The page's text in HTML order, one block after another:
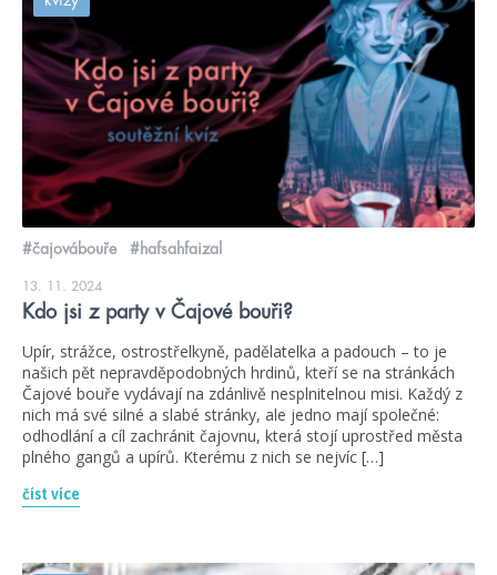
#čajovábouře #hafsahfaizal
13. 11. 2024
Kdo jsi z party v Čajové bouři?
Upír, strážce, ostrostřelkyně, padělatelka a padouch – to je
našich pět nepravděpodobných hrdinů, kteří se na stránkách
Čajové bouře vydávají na zdánlivě nesplnitelnou misi. Každý z
nich má své silné a slabé stránky, ale jedno mají společné:
odhodlání a cíl zachránit čajovnu, která stojí uprostřed města
plného gangů a upírů. Kterému z nich se nejvíc […]
číst více